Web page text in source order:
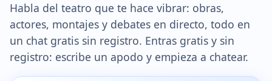
Habla del teatro que te hace vibrar: obras,
actores, montajes y debates en directo, todo en
un chat gratis sin registro. Entras gratis y sin
registro: escribe un apodo y empieza a chatear.